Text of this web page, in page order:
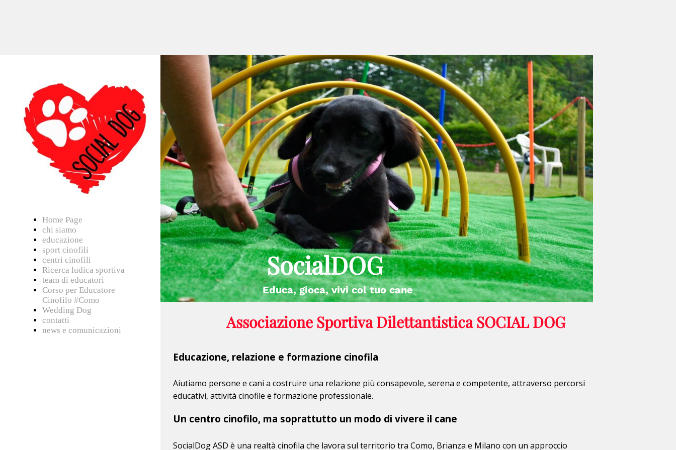
Home Page
chi siamo
educazione
sport cinofili
centri cinofili
Ricerca ludica sportiva
team di educatori
Corso per Educatore
Cinofilo #Como
Wedding Dog
contatti
news e comunicazioni
SocialDOG
Educa, gioca, vivi col tuo cane
Associazione Sportiva Dilettantistica SOCIAL DOG
Educazione, relazione e formazione cinofila
Aiutiamo persone e cani a costruire una relazione più consapevole, serena e competente, attraverso percorsi
educativi, attività cinofile e formazione professionale.
Un centro cinofilo, ma soprattutto un modo di vivere il cane
SocialDog ASD è una realtà cinofila che lavora sul territorio tra Como, Brianza e Milano con un approccio